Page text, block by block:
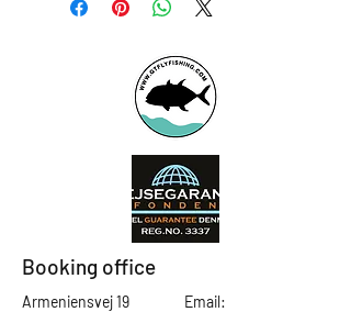
Booking office
Armeniensvej 19
Email: